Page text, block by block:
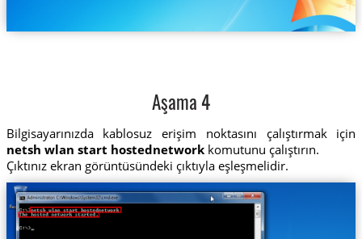
Aşama 4
Bilgisayarınızda kablosuz erişim noktasını çalıştırmak için
netsh wlan start hostednetworkkomutunu çalıştırın.
Çıktınız ekran görüntüsündeki çıktıyla eşleşmelidir.